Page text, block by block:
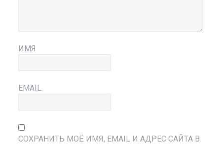
ИМЯ
EMAIL
СОХРАНИТЬ МОЁ ИМЯ, EMAIL И АДРЕС САЙТА В